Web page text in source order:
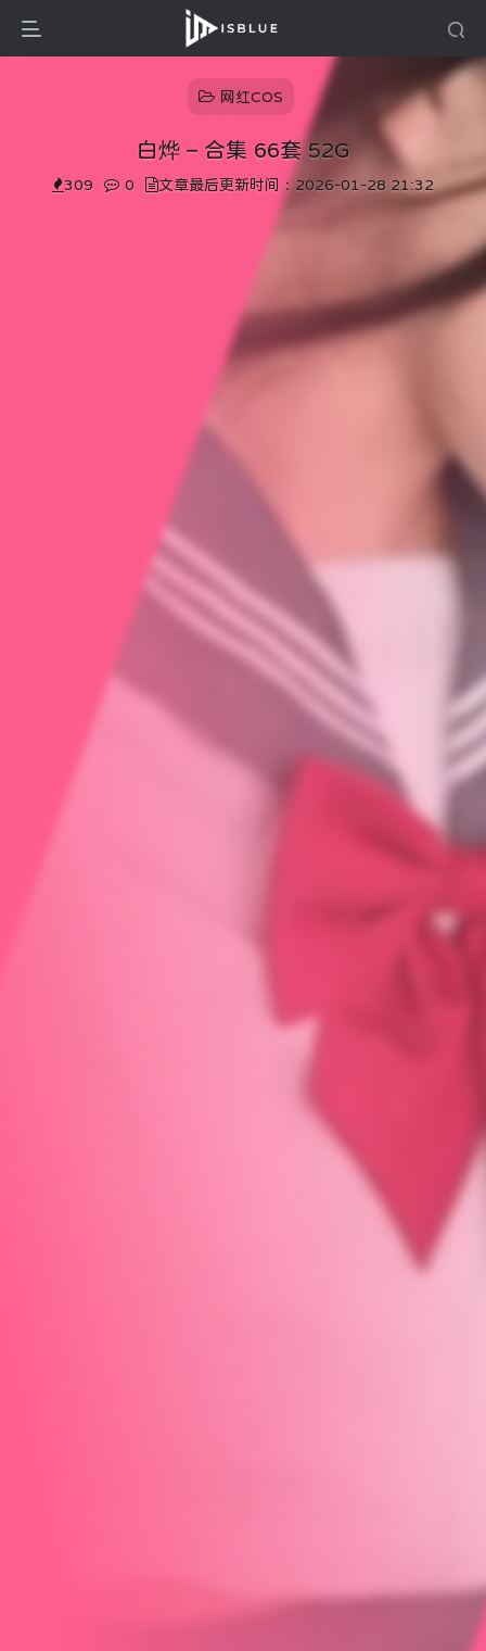
网红COS
白烨 – 合集 66套 52G
309 0 文章最后更新时间：2026-01-28 21:32